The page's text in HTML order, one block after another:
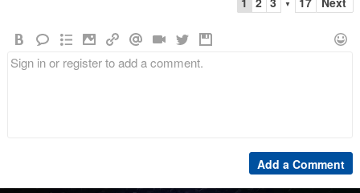
▼
Add a Comment